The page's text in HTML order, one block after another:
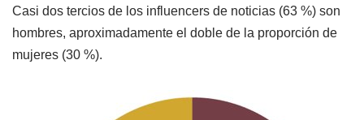
Casi dos tercios de los influencers de noticias (63 %) son
hombres, aproximadamente el doble de la proporción de
mujeres (30 %).